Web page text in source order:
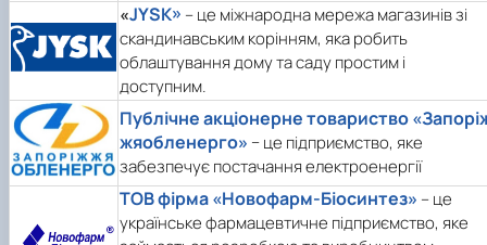
«JYSK» – це міжнародна мережа магазинів зі
скандинавським корінням, яка робить
облаштування дому та саду простим і
доступним.
Публічне акціонерне товариство
жяобленерго» − це підприємство, яке
забезпечує постачання електроенергії
ТОВ фірма «Новофарм-Біосинтез» – це
українське фармацевтичне підприємство, яке